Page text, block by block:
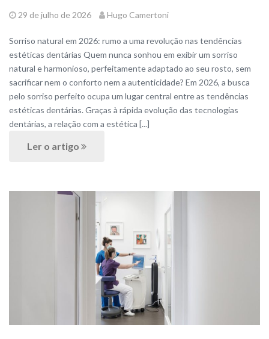
29 de julho de 2026 Hugo Camertoni
Sorriso natural em 2026: rumo a uma revolução nas tendências
estéticas dentárias Quem nunca sonhou em exibir um sorriso
natural e harmonioso, perfeitamente adaptado ao seu rosto, sem
sacrificar nem o conforto nem a autenticidade? Em 2026, a busca
pelo sorriso perfeito ocupa um lugar central entre as tendências
estéticas dentárias. Graças à rápida evolução das tecnologias
dentárias, a relação com a estética [...]
Ler o artigo